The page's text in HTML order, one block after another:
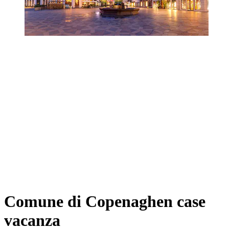
Comune di Copenaghen case
vacanza